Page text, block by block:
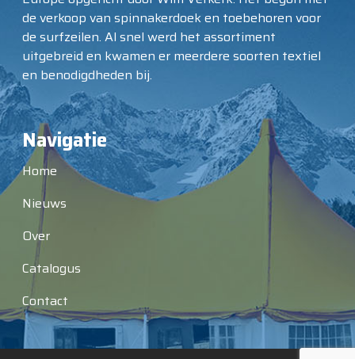
de verkoop van spinnakerdoek en toebehoren voor
de surfzeilen. Al snel werd het assortiment
uitgebreid en kwamen er meerdere soorten textiel
en benodigdheden bij.
Navigatie
Home
Nieuws
Over
Catalogus
Contact